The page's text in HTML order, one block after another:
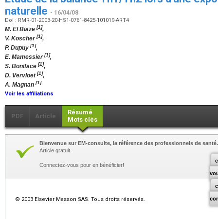
naturelle - 16/04/08
Doi : RMR-01-2003-20-HS1-0761-8425-101019-ART4
M. El Biaze [1],
V. Koscher[1],
P. Dupuy [1],
E. Mamessier[1],
S. Boniface [1],
D. Vervloet[1],
A. Magnan [1]
Voir les affiliations
PDF Article
Résumé
Mots clés
Bienvenue sur EM-consulte, la référence des professionnels de santé.
Article gratuit.
Connectez-vous pour en bénéficier!
© 2003 Elsevier Masson SAS. Tous droits réservés.